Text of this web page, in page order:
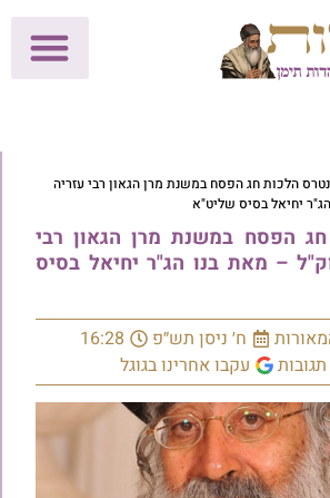
הלכות חג הפסח במשנת מרן הגאון רבי עזריה
יחיאל בסיס שליט"א
הפסח במשנת מרן הגאון רבי
– מאת בנו הג"ר יחיאל בסיס
ח׳ ניסן תש״פ
16:28
עקבו אחרינו בגוגל